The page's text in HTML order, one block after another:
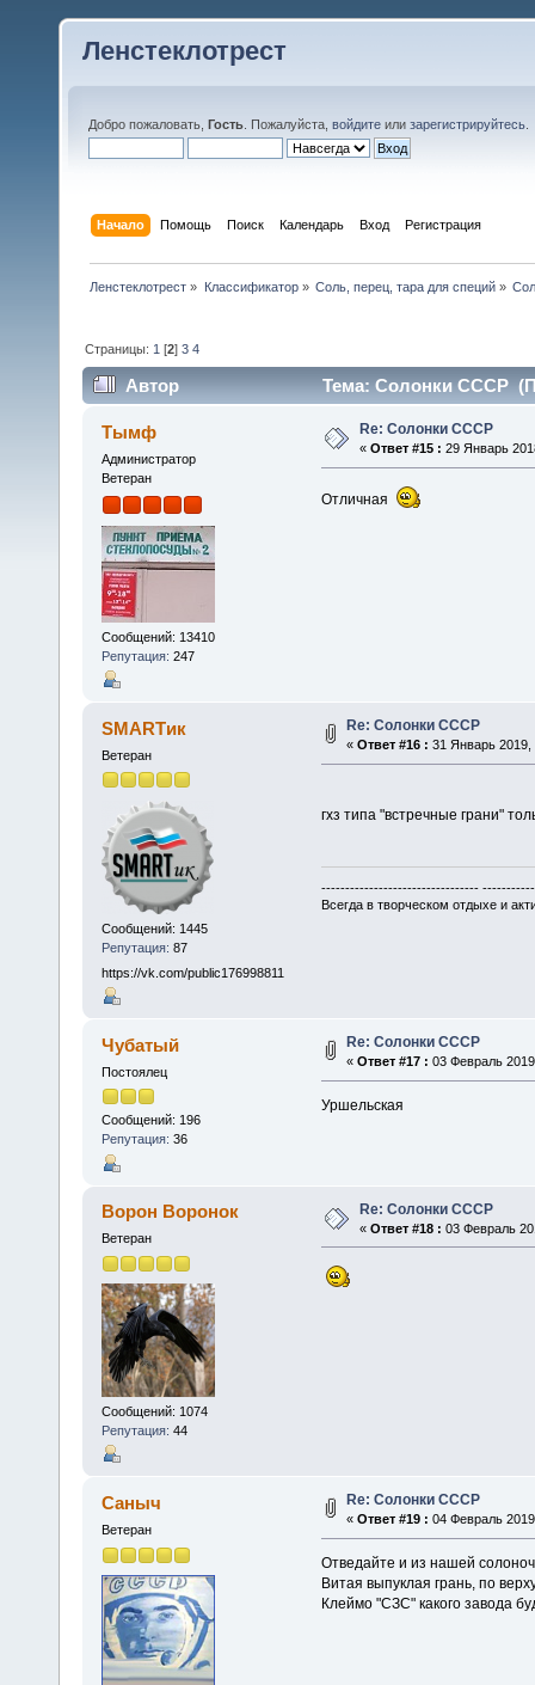
Ленстеклотрест
Добро пожаловать, Гость . Пожалуйста, войдите или зарегистрируйтесь
Начало Помощь Поиск Календарь Вход Регистрация
Ленстеклотрест » Классификатор» Соль, перец, тара для специй»
Страницы: 1 [2]3 4
Автор Тема: Солонки СССР
Тымф
Администратор
Ветеран
Сообщений: 13410
Репутация: 247
Re: Солонки СССР
« Ответ #15 : 29 Январь
Отличная
SMARTик
Ветеран
Сообщений: 1445
Репутация: 87
https://vk.com/public176998811
Re: Солонки СССР
« Ответ #16 : 31 Январь 2019,
гхз типа "встречные грани"
---------------------------------
Всегда в творческом отдыхе и
Чубатый
Постоялец
Сообщений: 196
Репутация: 36
Re: Солонки СССР
« Ответ #17 : 03 Февраль
Уршельская
Ворон Воронок
Ветеран
Сообщений: 1074
Репутация: 44
Re: Солонки СССР
« Ответ #18 : 03 Февраль
Саныч
Ветеран
Re: Солонки СССР
« Ответ #19 : 04 Февраль
Отведайте и из нашей
Витая выпуклая грань, по
Клеймо "СЗС" какого завода